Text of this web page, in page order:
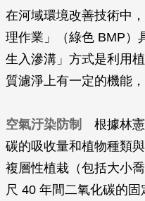
在河域環境改善技術中
理作業」（綠色 BMP）
生入滲溝」方式是利用
質濾淨上有一定的機能
空氣汙染防制
根據林憲
碳的吸收量和植物種類
複層性植栽（包括大小
尺 40 年間二氧化碳的